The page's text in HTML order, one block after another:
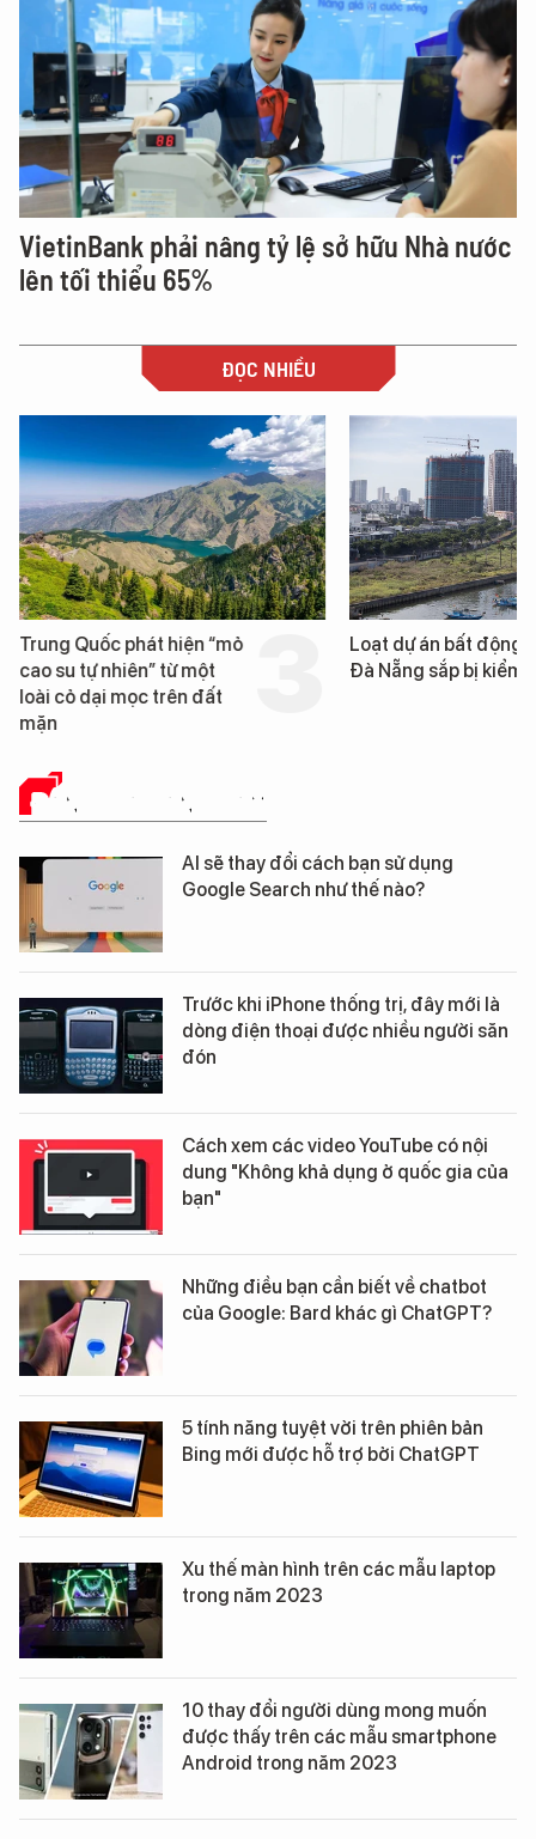
VietinBank phải nâng tỷ lệ sở hữu Nhà nước
lên tối thiểu 65%
ĐỌC NHIỀU
Trung Quốc phát hiện “mỏ
cao su tự nhiên” từ một
loài cỏ dại mọc trên đất
mặn
Loạt dự án bất động
Đà Nẵng sắp bị kiểm
ĐÁNH GIÁ SẢN PHẨM
AI sẽ thay đổi cách bạn sử dụng
Google Search như thế nào?
Trước khi iPhone thống trị, đây mới là
dòng điện thoại được nhiều người săn
đón
Cách xem các video YouTube có nội
dung "Không khả dụng ở quốc gia của
bạn"
Những điều bạn cần biết về chatbot
của Google: Bard khác gì ChatGPT?
5 tính năng tuyệt vời trên phiên bản
Bing mới được hỗ trợ bởi ChatGPT
Xu thế màn hình trên các mẫu laptop
trong năm 2023
10 thay đổi người dùng mong muốn
được thấy trên các mẫu smartphone
Android trong năm 2023